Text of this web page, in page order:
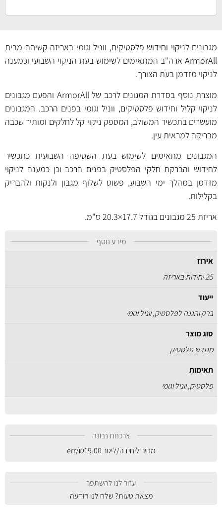
מגבונים לניקוי וחידוש פלסטיקים, ווניל וגומי באריזה קשיחה מבית
ArmorAll ארה"ב המתאימים לשימוש בעת הניקוי השבועי וכמענה
לניקוי מזדמן בעת הצורך.
מוצרת נוסף בסדרת המגונים לרכב של ArmorAll והפעם מגבונים
לניקוי קליל וחידוש פלסטיקים, ווניל וגומי בפנים הרכב. המגבונים
מועשרים בתכשיר המשולב, המספק ניקוי קל לחלקים ומותיר שכבה
מבריקה למראית עין.
המגבונים מתאימים לשימוש בעת השטיפה השבועית כתכשיר
לחידוש והברקת חלקי הפלסטיק בפנים הרכב וכן כמענה לניקוי
מזדמן במהלך ימי השבוע, פשוט לשלוף מגבון ולנקות ולהבריק
בקלילות.
אריזת 25 מגבונים בגודל 17.7×20.3 ס"מ.
מידע נוסף
אירוז
25 יחידות באריזה
ייעוד
ברק והגנה לפלסטיק, ווניל וגומי
סוג מוצר
מחדש פלסטיק
תאימות
פלסטיק, ווניל וגומי
צרכנות נבונה
מחיר ליחידה/ליטר
₪19.00
/err
עזור לנו להשתפר
מצאת טעות? שלח לנו הודעה